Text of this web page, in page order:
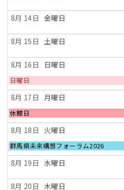
金曜日
8月 14
土曜日
8月 15
日曜日
8月 16
日
曜
日,
8
月
16th
2026
日曜日
月曜日
8月 17
月
曜
日,
8
月
17th
2026
休館日
火曜日
8月 18
火
曜
日,
8
月
18th
群馬県未来構想フォーラム2026
水曜日
8月 19
木曜日
8月 20